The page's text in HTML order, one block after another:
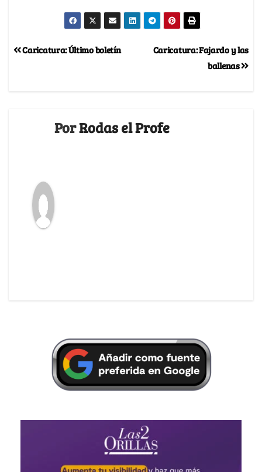
Caricatura: Fajardo y las
ballenas
Caricatura: Último boletín
PorRodas el Profe